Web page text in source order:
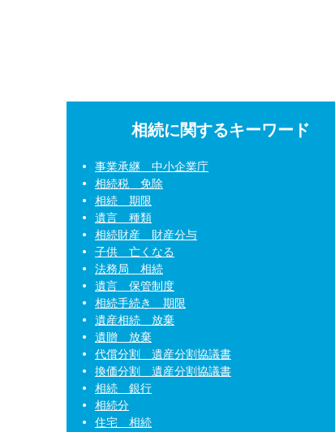
相続に関するキーワード
事業承継 中小企業庁
相続税 免除
相続 期限
遺言 種類
相続財産 財産分与
子供 亡くなる
法務局 相続
遺言 保管制度
相続手続き 期限
遺産相続 放棄
遺贈 放棄
代償分割 遺産分割協議書
換価分割 遺産分割協議書
相続 銀行
相続分
住宅 相続